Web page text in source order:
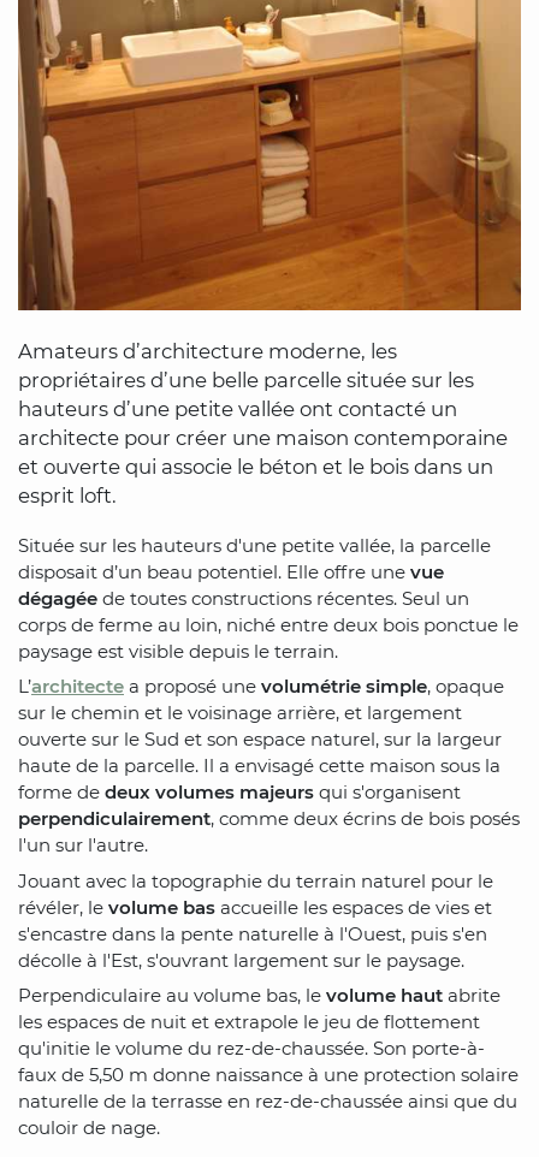
Amateurs d’architecture moderne, les
propriétaires d’une belle parcelle située sur les
hauteurs d’une petite vallée ont contacté un
architecte pour créer une maison contemporaine
et ouverte qui associe le béton et le bois dans un
esprit loft.
Située sur les hauteurs d'une petite vallée, la parcelle
disposait d’un beau potentiel. Elle offre une vue
dégagée de toutes constructions récentes. Seul un
corps de ferme au loin, niché entre deux bois ponctue le
paysage est visible depuis le terrain.
L’architecte a proposé une volumétrie simple, opaque
sur le chemin et le voisinage arrière, et largement
ouverte sur le Sud et son espace naturel, sur la largeur
haute de la parcelle. Il a envisagé cette maison sous la
forme de deux volumes majeurs qui s'organisent
perpendiculairement, comme deux écrins de bois posés
l'un sur l'autre.
Jouant avec la topographie du terrain naturel pour le
révéler, le volume bas accueille les espaces de vies et
s'encastre dans la pente naturelle à l'Ouest, puis s'en
décolle à l'Est, s'ouvrant largement sur le paysage.
Perpendiculaire au volume bas, le volume haut abrite
les espaces de nuit et extrapole le jeu de flottement
qu'initie le volume du rez-de-chaussée. Son porte-à-
faux de 5,50 m donne naissance à une protection solaire
naturelle de la terrasse en rez-de-chaussée ainsi que du
couloir de nage.